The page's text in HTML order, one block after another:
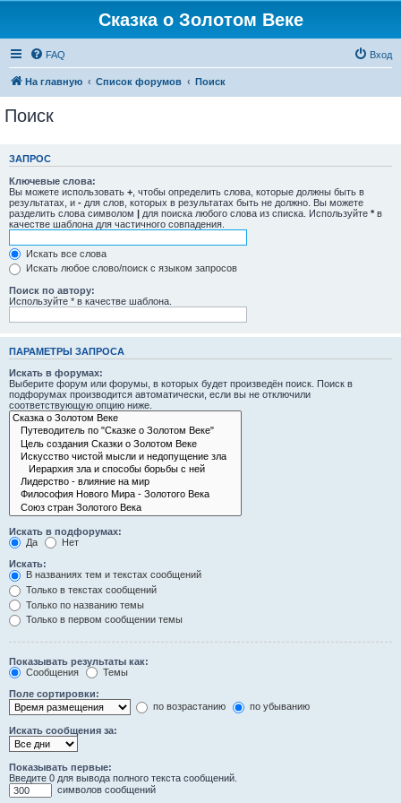
Сказка о Золотом Веке
FAQ Вход
На главную Список форумов Поиск
Поиск
ЗАПРОС
Ключевые слова:
Вы можете использовать + , чтобы определить слова, которые должны быть в
результатах, и - для слов, которых в результатах быть не должно. Вы можете
разделить слова символом | для поиска любого слова из списка. Используйте * в
качестве шаблона для частичного совпадения.
Искать все слова
Искать любое слово/поиск с языком запросов
Поиск по автору:
Используйте * в качестве шаблона.
ПАРАМЕТРЫ ЗАПРОСА
Искать в форумах:
Выберите форум или форумы, в которых будет произведён поиск. Поиск в
подфорумах производится автоматически, если вы не отключили
соответствующую опцию ниже.
Искать в подфорумах:
Да
Нет
Искать:
В названиях тем и текстах сообщений
Только в текстах сообщений
Только по названию темы
Только в первом сообщении темы
Показывать результаты как:
Сообщения
Темы
Поле сортировки:
по возрастанию
по убыванию
Искать сообщения за:
Показывать первые:
Введите 0 для вывода полного текста сообщений.
символов сообщений